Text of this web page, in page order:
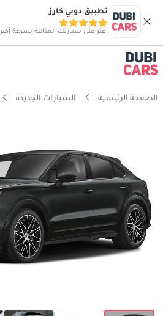
تطبيق دوبي كارز
اعثر على سيارتك المثالية بسرعة أكبر
الصفحة الرئيسية السيارات الجديدة